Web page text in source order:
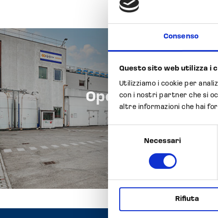
Consenso
Questo sito web utilizza i
Utilizziamo i cookie per
con i nostri partner che si
altre informazioni che hai
Selezione
del
Necessari
Rifiuta
Opocrin S.p.A.
Nonantola